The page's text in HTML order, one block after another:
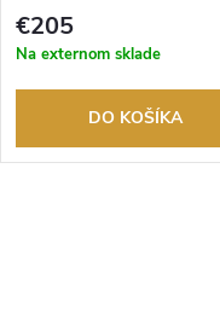
tovaru. Autorizovaný predajca.
€205
Na externom sklade
DO KOŠÍKA